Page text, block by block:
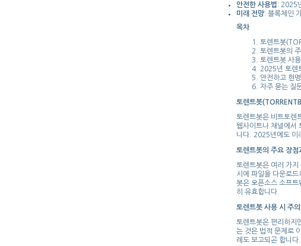
안전한 사용법: 2025
미래 전망: 블록체인
목차
토렌트봇
토렌트봇의
토렌트봇 사
2025년 토렌
안전하고 현
자주 묻는 질
토렌트봇
토렌트봇은 비트토렌
웹사이트나 채널에서
니다. 2025년에도 이
토렌트봇의 주요 장점
토렌트봇은 여러 가
시에 파일을 다운로
봇은 오픈소스 소프
히 유효합니다.
토렌트봇 사용 시 주
토렌트봇은 편리하지
는 것은 법적 문제로
례도 보고되곤 합니